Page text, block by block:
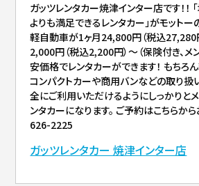
ガッツレンタカー焼津インター店です！！
よりも満足できるレンタカー」がモットー
軽自動車が1ヶ月24,800円（税込27,280
2,000円（税込2,200円）〜（保険付き、メ
安価格でレンタカーができます！ もちろ
コンパクトカーや商用バンなどの取り扱
全にご利用いただけるようにしっかりと
ンタカーになります。 ご予約はこちらか
626-2225
ガッツレンタカー 焼津インター店